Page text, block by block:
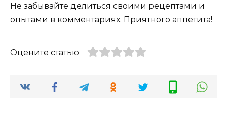
Не забывайте делиться своими рецептами и
опытами в комментариях. Приятного аппетита!
Оцените статью